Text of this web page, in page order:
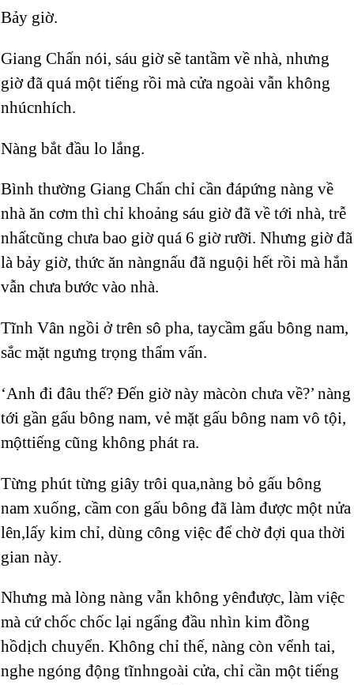
Bảy giờ.
Giang Chấn nói, sáu giờ sẽ tantầm về nhà, nhưng
giờ đã quá một tiếng rồi mà cửa ngoài vẫn không
nhúcnhích.
Nàng bắt đầu lo lắng.
Bình thường Giang Chấn chỉ cần đápứng nàng về
nhà ăn cơm thì chỉ khoảng sáu giờ đã về tới nhà, trễ
nhấtcũng chưa bao giờ quá 6 giờ rưỡi. Nhưng giờ đã
là bảy giờ, thức ăn nàngnấu đã nguội hết rồi mà hắn
vẫn chưa bước vào nhà.
Tĩnh Vân ngồi ở trên sô pha, taycầm gấu bông nam,
sắc mặt ngưng trọng thẩm vấn.
‘Anh đi đâu thế? Đến giờ này màcòn chưa về?’ nàng
tới gần gấu bông nam, vẻ mặt gấu bông nam vô tội,
mộttiếng cũng không phát ra.
Từng phút từng giây trôi qua,nàng bỏ gấu bông
nam xuống, cầm con gấu bông đã làm được một nửa
lên,lấy kim chỉ, dùng công việc để chờ đợi qua thời
gian này.
Nhưng mà lòng nàng vẫn không yênđược, làm việc
mà cứ chốc chốc lại ngẩng đầu nhìn kim đồng
hồdịch chuyển. Không chỉ thế, nàng còn vểnh tai,
nghe ngóng động tĩnhngoài cửa, chỉ cần một tiếng